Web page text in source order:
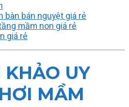
bàn bán nguyệt giá rẻ
mầm non giá rẻ
giá rẻ
UY
MẦM